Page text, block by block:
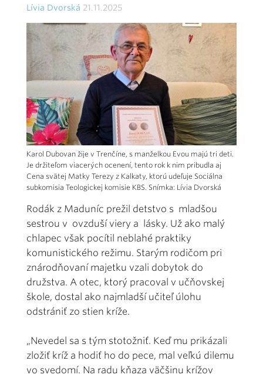
Lívia Dvorská 21.11.2025
Karol Dubovan žije v Trenčíne, s manželkou Evou majú tri deti.
Je držiteľom viacerých ocenení, tento rok k nim pribudla aj
Cena svätej Matky Terezy z Kalkaty, ktorú udeľuje Sociálna
subkomisia Teologickej komisie KBS. Snímka: Lívia Dvorská
Rodák z Maduníc prežil detstvo s mladšou
sestrou v ovzduší viery a lásky. Už ako malý
chlapec však pocítil neblahé praktiky
komunistického režimu. Starým rodičom pri
znárodňovaní majetku vzali dobytok do
družstva. A otec, ktorý pracoval v učňovskej
škole, dostal ako najmladší učiteľ úlohu
odstrániť zo stien kríže.
„Nevedel sa s tým stotožniť. Keď mu prikázali
zložiť kríž a hodiť ho do pece, mal veľkú dilemu
vo svedomí. Na radu kňaza väčšinu krížov